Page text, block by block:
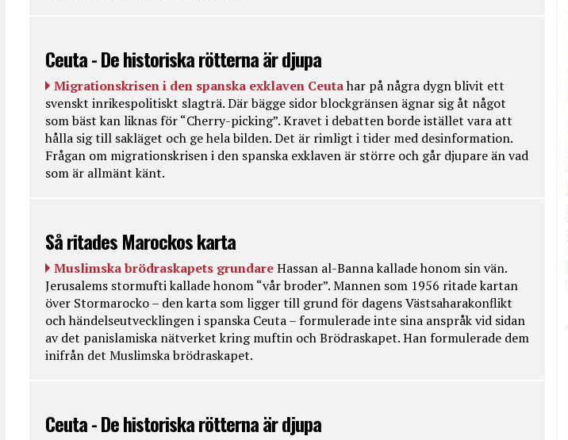
Ceuta - De historiska rötterna är djupa
Migrationskrisen i den spanska exklaven Ceutahar på några dygn blivit ett
svenskt inrikespolitiskt slagträ. Där bägge sidor blockgränsen ägnar sig åt något
som bäst kan liknas för “Cherry-picking”. Kravet i debatten borde istället vara att
hålla sig till sakläget och ge hela bilden. Det är rimligt i tider med desinformation.
Frågan om migrationskrisen i den spanska exklaven är större och går djupare än vad
som är allmänt känt.
Så ritades Marockos karta
Muslimska brödraskapets grundareHassan al-Banna kallade honom sin vän.
Jerusalems stormufti kallade honom “vår broder”. Mannen som 1956 ritade kartan
över Stormarocko – den karta som ligger till grund för dagens Västsaharakonflikt
och händelseutvecklingen i spanska Ceuta – formulerade inte sina anspråk vid sidan
av det panislamiska nätverket kring muftin och Brödraskapet. Han formulerade dem
inifrån det Muslimska brödraskapet.
Ceuta - De historiska rötterna är djupa